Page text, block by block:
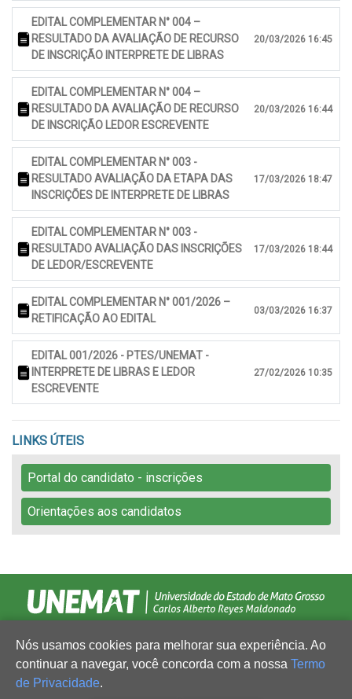
EDITAL COMPLEMENTAR N° 004 –
RESULTADO DA AVALIAÇÃO DE RECURSO
DE INSCRIÇÃO INTERPRETE DE LIBRAS
20/03/2026 16:45
EDITAL COMPLEMENTAR N° 004 –
RESULTADO DA AVALIAÇÃO DE RECURSO
DE INSCRIÇÃO LEDOR ESCREVENTE
20/03/2026 16:44
EDITAL COMPLEMENTAR N° 003 -
RESULTADO AVALIAÇÃO DA ETAPA DAS
INSCRIÇÕES DE INTERPRETE DE LIBRAS
17/03/2026 18:47
EDITAL COMPLEMENTAR N° 003 -
RESULTADO AVALIAÇÃO DAS INSCRIÇÕES
DE LEDOR/ESCREVENTE
17/03/2026 18:44
EDITAL COMPLEMENTAR N° 001/2026 –
RETIFICAÇÃO AO EDITAL
03/03/2026 16:37
EDITAL 001/2026 - PTES/UNEMAT -
INTERPRETE DE LIBRAS E LEDOR
ESCREVENTE
27/02/2026 10:35
LINKS ÚTEIS
Portal do candidato - inscrições
Orientações aos candidatos
Nós usamos cookies para melhorar sua experiência. Ao
continuar a navegar, você concorda com a nossa Termo
de Privacidade.